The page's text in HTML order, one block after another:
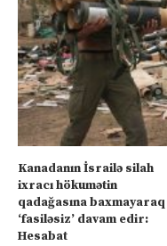
Kanadanın İsrailə silah
ixracı hökumətin
qadağasına baxmayaraq
‘fasiləsiz’ davam edir:
Hesabat